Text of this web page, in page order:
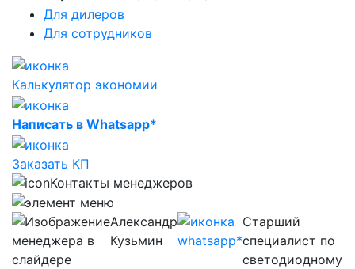
Для дилеров
Для сотрудников
Калькулятор экономии
Написать в Whatsapp*
Заказать КП
Контакты менеджеров
Александр
Кузьмин
Старший
специалист по
светодиодному